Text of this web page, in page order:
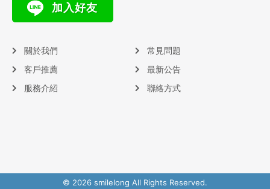
加入好友
關於我們
客戶推薦
服務介紹
常見問題
最新公告
聯絡方式
© 2026 smilelong All Rights Reserved.